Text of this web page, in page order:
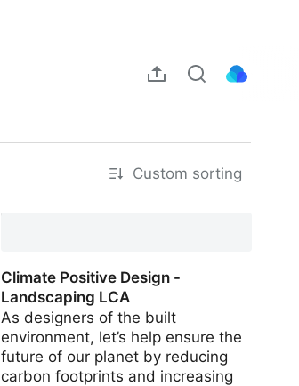
Custom sorting
Climate Positive Design -
Landscaping LCA
As designers of the built
environment, let’s help ensure the
future of our planet by reducing
carbon footprints and increasing